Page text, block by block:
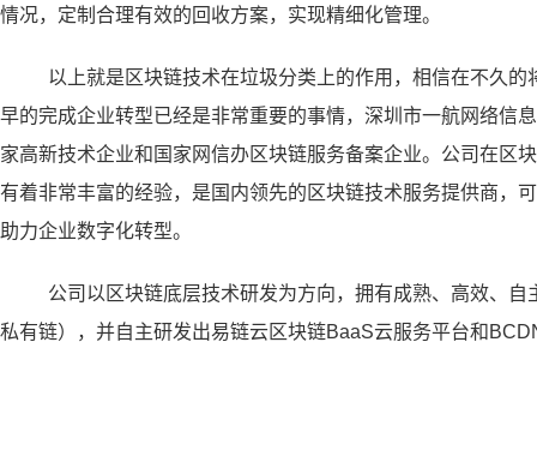
情况，定制合理有效的回收方案，实现精细化管理。
以上就是区块链技术在垃圾分类上的作用，相信在不久
早的完成企业转型已经是非常重要的事情，深圳市一航网络信
家高新技术企业和国家网信办区块链服务备案企业。公司在区
有着非常丰富的经验，是国内领先的区块链技术服务提供商，
助力企业数字化转型。
公司以区块链底层技术研发为方向，拥有成熟、高效、
私有链），并自主研发出易链云区块链BaaS云服务平台和